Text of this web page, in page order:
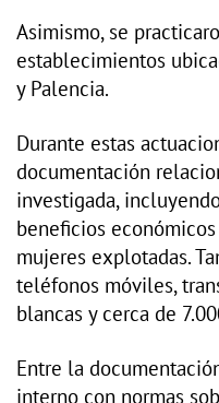
Asimismo, se
establecimientos
y Palencia.
Durante estas
documentación
investigada,
beneficios
mujeres explotadas.
teléfonos móviles,
blancas y cerca de
Entre la
interno con normas